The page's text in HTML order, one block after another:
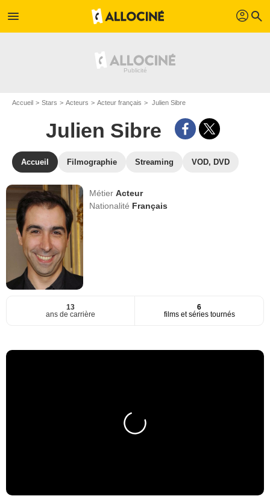
menu profil search
Accueil Stars Acteurs Acteur français Julien Sibre
Julien Sibre
Accueil Filmographie Streaming VOD, DVD
MétierActeur
Nationalité Français
13
ans de carrière
6
films et séries tournés